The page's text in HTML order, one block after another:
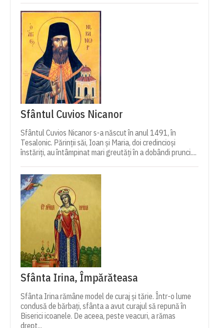
Sfântul Cuvios Nicanor
Sfântul Cuvios Nicanor s-a născut în anul 1491, în
Tesalonic. Părinții săi, Ioan și Maria, doi credincioși
înstăriți, au întâmpinat mari greutăți în a dobândi prunci....
Sfânta Irina, Împărăteasa
Sfânta Irina rămâne model de curaj și tărie. Într-o lume
condusă de bărbați, sfânta a avut curajul să repună în
Biserici icoanele. De aceea, peste veacuri, a rămas
drept...